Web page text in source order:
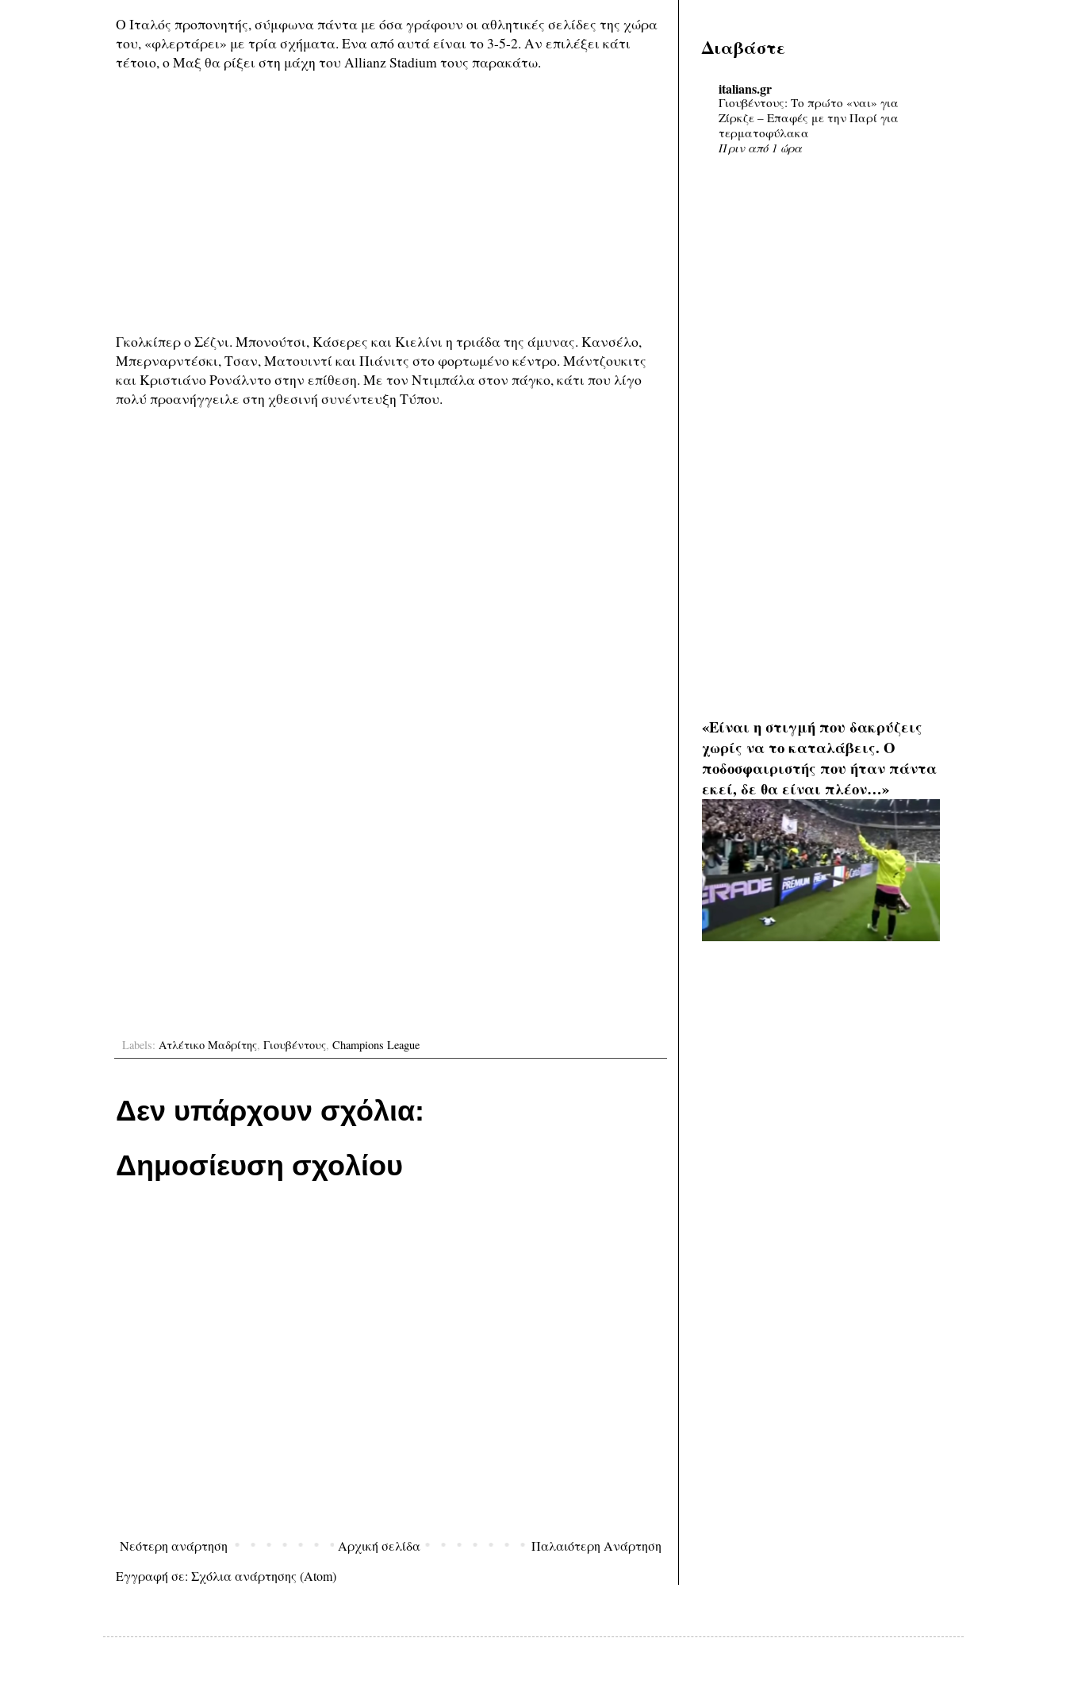
Ο Ιταλός προπονητής, σύμφωνα πάντα με όσα γράφουν οι αθλητικές σελίδες της χώρα
του, «φλερτάρει» με τρία σχήματα. Ενα από αυτά είναι το 3-5-2. Αν επιλέξει κάτι
τέτοιο, ο Μαξ θα ρίξει στη μάχη του Allianz Stadium τους παρακάτω.
Γκολκίπερ ο Σέζνι. Μπονούτσι, Κάσερες και Κιελίνι η τριάδα της άμυνας. Κανσέλο,
Μπερναρντέσκι, Τσαν, Ματουιντί και Πιάνιτς στο φορτωμένο κέντρο. Μάντζουκιτς
και Κριστιάνο Ρονάλντο στην επίθεση. Με τον Ντιμπάλα στον πάγκο, κάτι που λίγο
πολύ προανήγγειλε στη χθεσινή συνέντευξη Τύπου.
Labels: Ατλέτικο Μαδρίτης, Γιουβέντους, Champions League
Δεν υπάρχουν σχόλια:
Δημοσίευση σχολίου
Νεότερη ανάρτηση Παλαιότερη Ανάρτηση
Αρχική σελίδα
Εγγραφή σε: Σχόλια ανάρτησης (Atom)
Διαβάστε
italians.gr
Γιουβέντους: Το πρώτο «ναι» για
Ζίρκζε – Επαφές με την Παρί για
τερματοφύλακα
Πριν από 1 ώρα
«Είναι η στιγμή που δακρύζεις
χωρίς να το καταλάβεις. Ο
ποδοσφαιριστής που ήταν πάντα
εκεί, δε θα είναι πλέον…»